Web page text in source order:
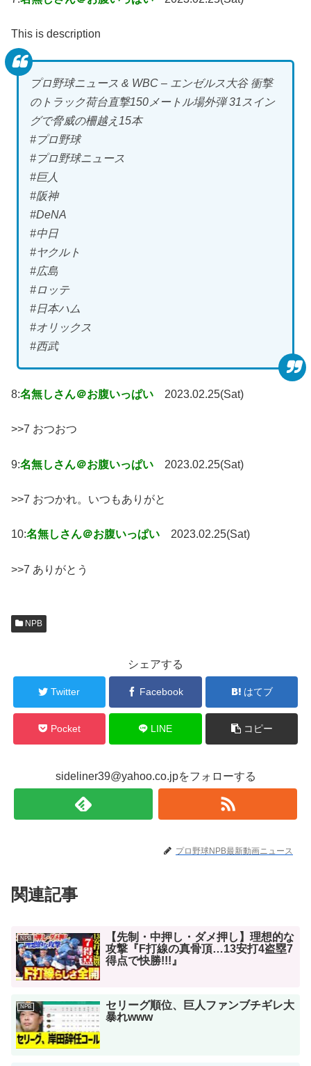
This is description
プロ野球ニュース & WBC – エンゼルス大谷 衝撃
のトラック荷台直撃150メートル場外弾 31スイン
グで脅威の柵越え15本
#プロ野球
#プロ野球ニュース
#巨人
#阪神
#DeNA
#中日
#ヤクルト
#広島
#ロッテ
#日本ハム
#オリックス
#西武
8:名無しさん＠お腹いっぱい 2023.02.25(Sat)
>>7 おつおつ
9:名無しさん＠お腹いっぱい 2023.02.25(Sat)
>>7 おつかれ。いつもありがと
10:名無しさん＠お腹いっぱい 2023.02.25(Sat)
>>7 ありがとう
NPB
シェアする
Twitter Facebook はてブ
Pocket LINE コピー
sideliner39@yahoo.co.jpをフォローする
プロ野球NPB最新動画ニュース
関連記事
NPB
【先制・中押し・ダメ押し】理想的な
攻撃『F打線の真骨頂…13安打4盗塁7
得点で快勝!!!』
NPB
セリーグ順位、巨人ファンブチギレ大
暴れwww